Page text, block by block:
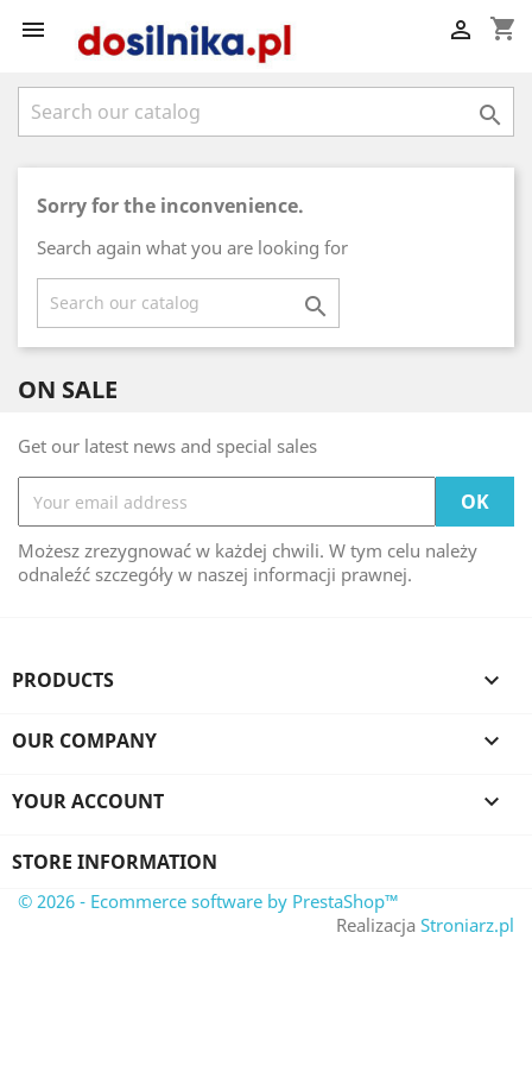
 shopping_cart


Sorry for the inconvenience.
Search again what you are looking for

ON SALE
Get our latest news and special sales
Możesz zrezygnować w każdej chwili. W tym celu należy
odnaleźć szczegóły w naszej informacji prawnej.
PRODUCTS 
OUR COMPANY 
YOUR ACCOUNT 
STORE INFORMATION
© 2026 - Ecommerce software by PrestaShop™
Realizacja Stroniarz.pl